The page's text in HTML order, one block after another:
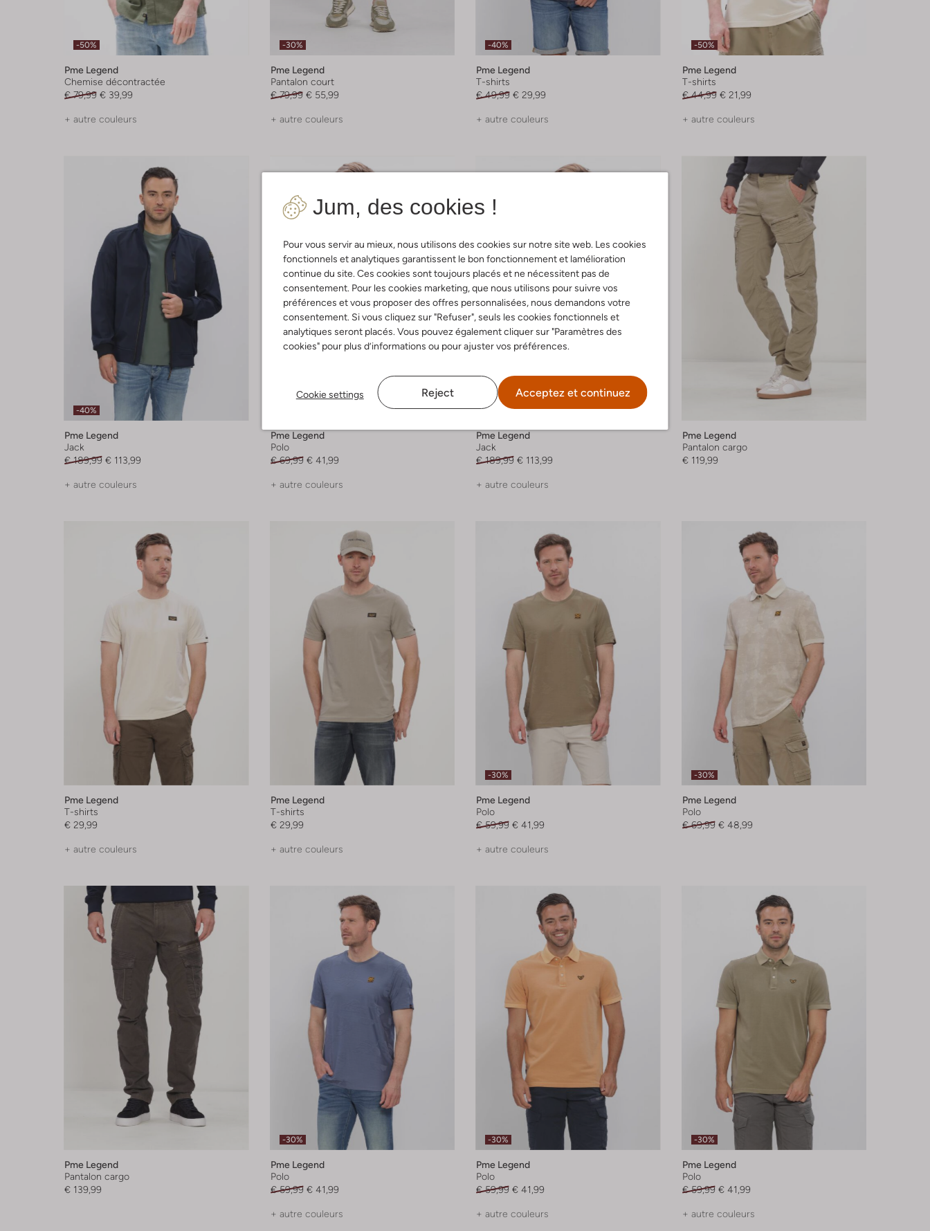
Jum, des cookies !
Pour vous servir au mieux, nous utilisons des cookies sur notre site web. Les cookies
fonctionnels et analytiques garantissent le bon fonctionnement et lamélioration
continue du site. Ces cookies sont toujours placés et ne nécessitent pas de
consentement. Pour les cookies marketing, que nous utilisons pour suivre vos
préférences et vous proposer des offres personnalisées, nous demandons votre
consentement. Si vous cliquez sur "Refuser", seuls les cookies fonctionnels et
analytiques seront placés. Vous pouvez également cliquer sur "Paramètres des
cookies" pour plus d’informations ou pour ajuster vos préférences.
Cookie settings Reject Acceptez et continuez
-50%
Pme Legend
Chemise décontractée
€ 79,99 € 39,99
+ autre couleurs
-30%
Pme Legend
Pantalon court
€ 79,99 € 55,99
+ autre couleurs
-40%
Pme Legend
T-shirts
€ 49,99 € 29,99
+ autre couleurs
-50%
Pme Legend
T-shirts
€ 44,99 € 21,99
+ autre couleurs
-40%
Pme Legend
Jack
€ 189,99 € 113,99
+ autre couleurs
Pme Legend
Polo
€ 69,99 € 41,99
+ autre couleurs
-40%
Pme Legend
Jack
€ 189,99 € 113,99
+ autre couleurs
Pme Legend
Pantalon cargo
€ 119,99
Pme Legend
T-shirts
€ 29,99
+ autre couleurs
Pme Legend
T-shirts
€ 29,99
+ autre couleurs
-30%
Pme Legend
Polo
€ 59,99 € 41,99
+ autre couleurs
-30%
Pme Legend
Polo
€ 69,99 € 48,99
Pme Legend
Pantalon cargo
€ 139,99
-30%
Pme Legend
Polo
€ 59,99 € 41,99
+ autre couleurs
-30%
Pme Legend
Polo
€ 59,99 € 41,99
+ autre couleurs
-30%
Pme Legend
Polo
€ 59,99 € 41,99
+ autre couleurs